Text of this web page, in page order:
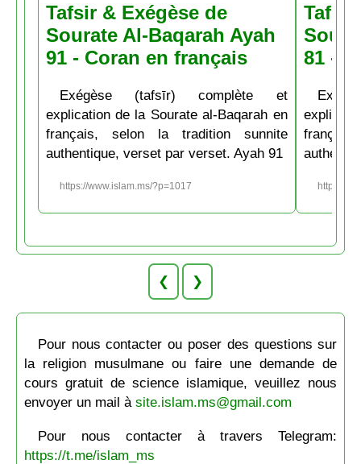
Tafsir & Exégèse de
Sourate Al-Baqarah Ayah
91 - Coran en français
Exégèse (tafsīr) complète et
explication de la Sourate al-Baqarah en
français, selon la tradition sunnite
authentique, verset par verset. Ayah 91
https://www.islam.ms/?p=1017
Tafsir
81 -
https://
❮ ❯
Pour nous contacter ou poser des questions sur
la religion musulmane ou faire une demande de
cours gratuit de science islamique, veuillez nous
envoyer un mail à site.islam.ms@gmail.com
Pour nous contacter à travers Telegram:
https://t.me/islam_ms